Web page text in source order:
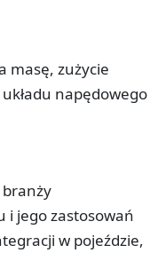
masę, zużycie
napędowego
branży
i jego zastosowań
w pojeździe,